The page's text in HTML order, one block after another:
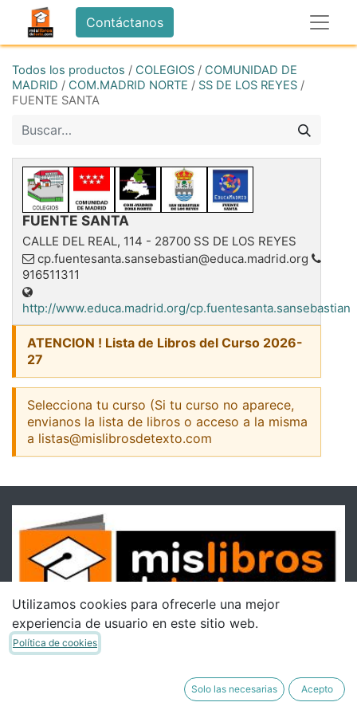
Contáctanos
Todos los productos / COLEGIOS / COMUNIDAD DE
MADRID / COM.MADRID NORTE / SS DE LOS REYES /
FUENTE SANTA
FUENTE SANTA
CALLE DEL REAL, 114 - 28700 SS DE LOS REYES
cp.fuentesanta.sansebastian@educa.madrid.org
916511311
http://www.educa.madrid.org/cp.fuentesanta.sansebastian
ATENCION ! Lista de Libros del Curso 2026-
27
Selecciona tu curso (Si tu curso no aparece,
envianos la lista de libros o acceso a la misma
a listas@mislibrosdetexto.com
Utilizamos cookies para ofrecerle una mejor
experiencia de usuario en este sitio web.
Política de cookies
Solo las necesarias Acepto